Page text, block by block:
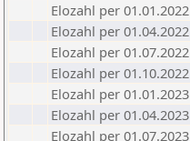
Elozahl per 01.01.2022
Elozahl per 01.04.2022
Elozahl per 01.07.2022
Elozahl per 01.10.2022
Elozahl per 01.01.2023
Elozahl per 01.04.2023
Elozahl per 01.07.2023